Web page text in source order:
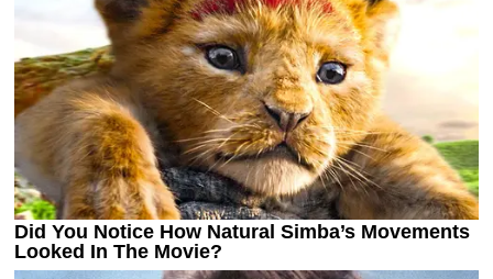
Рейтинг клубів УЄФА
Рейтинг ФІФА
Телепрограма